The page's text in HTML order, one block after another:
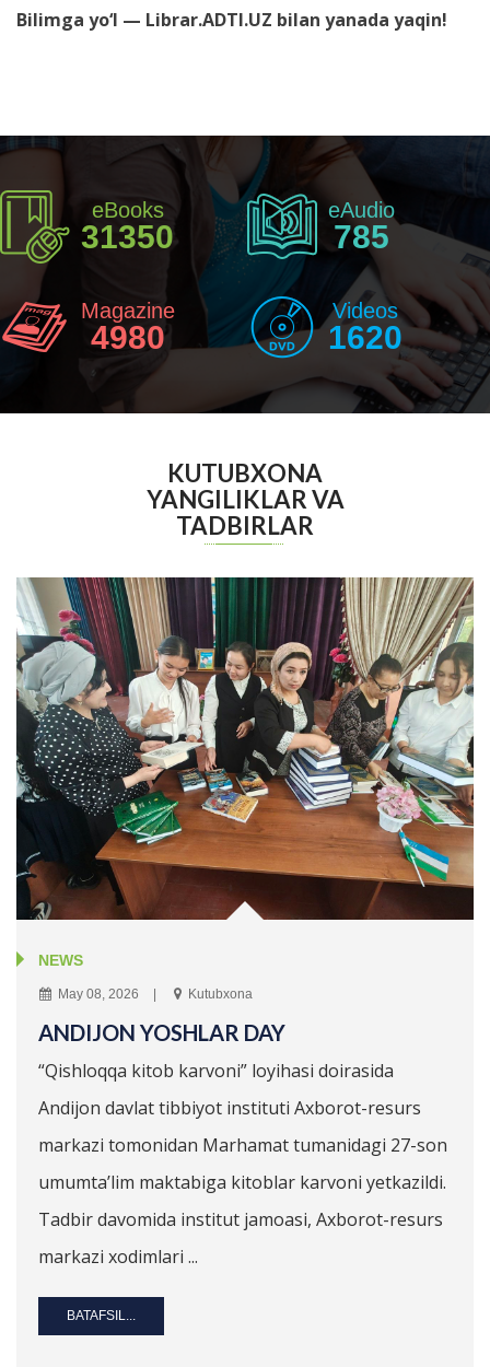
Bilimga yo‘l — Librar.ADTI.UZ bilan yanada yaqin!
eBooks
31350
eAudio
785
Magazine
4980
Videos
1620
KUTUBXONA
YANGILIKLAR VA
TADBIRLAR
NEWS
May 08, 2026 Kutubxona
ANDIJON YOSHLAR DAY
“Qishloqqa kitob karvoni” loyihasi doirasida
Andijon davlat tibbiyot instituti Axborot-resurs
markazi tomonidan Marhamat tumanidagi 27-son
umumta’lim maktabiga kitoblar karvoni yetkazildi.
Tadbir davomida institut jamoasi, Axborot-resurs
markazi xodimlari ...
BATAFSIL...